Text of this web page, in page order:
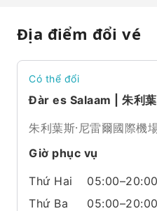
Địa điểm đổi vé
Có thể đổi
Đàr es Salaam | 朱利葉
朱利葉斯·尼雷爾國際機
Giờ phục vụ
Thứ Hai
05:00–20:00
Thứ Ba
05:00–20:00